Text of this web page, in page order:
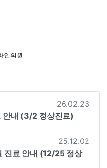
인의원-
26.02.23
안내 (3/2 정상진료)
25.12.02
진료 안내 (12/25 정상